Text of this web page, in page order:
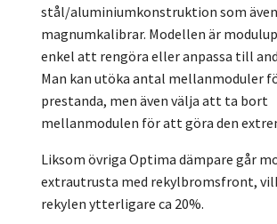
stål/aluminiumkonstruktion som
magnumkalibrar. Modellen är
enkel att rengöra eller anpassa till
Man kan utöka antal mellanmoduler
prestanda, men även välja att ta bort
mellanmodulen för att göra den
Liksom övriga Optima dämpare går
extrautrusta med rekylbromsfront,
rekylen ytterligare ca 20%.